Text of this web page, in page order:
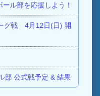
ール部を応援しよう！
グ戦 4月12日(日) 開
公式戦予定 & 結果